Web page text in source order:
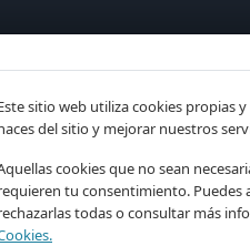
sitio web utiliza cookies propias
del sitio y mejorar nuestros
cookies que no sean
tu consentimiento. Puedes
todas o consultar más
IA